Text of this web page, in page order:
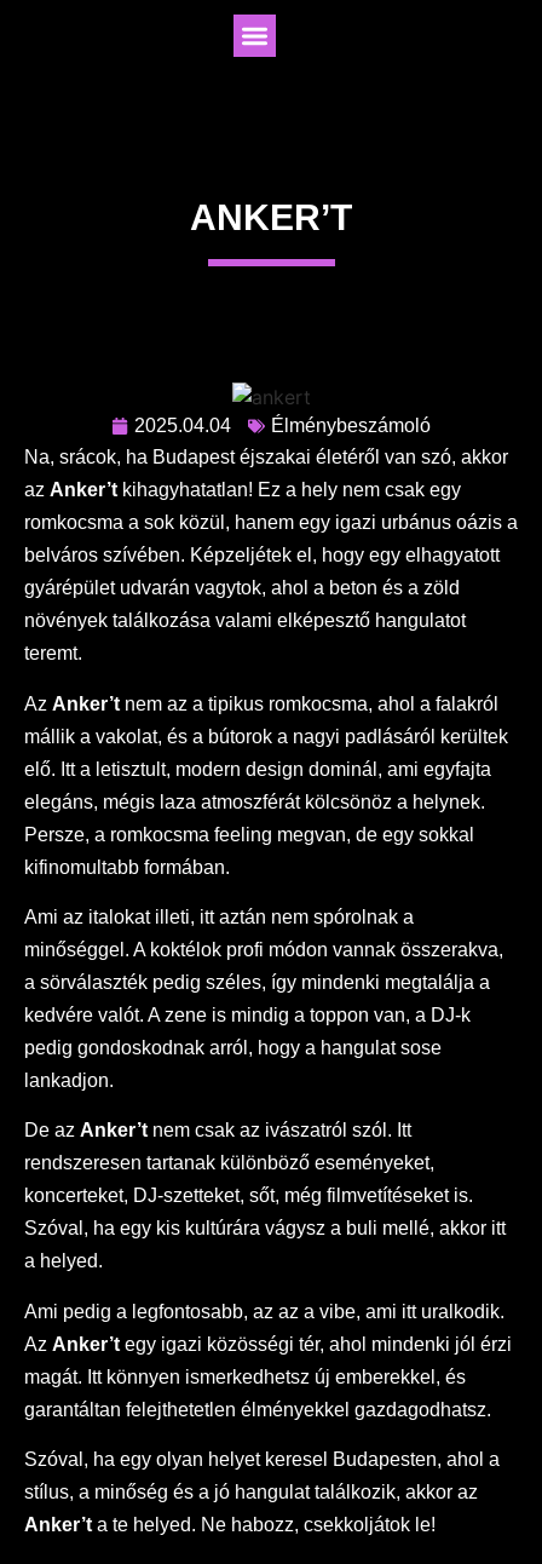
ANKER’T
2025.04.04
Élménybeszámoló
Na, srácok, ha Budapest éjszakai életéről van szó, akkor
az Anker’t kihagyhatatlan! Ez a hely nem csak egy
romkocsma a sok közül, hanem egy igazi urbánus oázis a
belváros szívében. Képzeljétek el, hogy egy elhagyatott
gyárépület udvarán vagytok, ahol a beton és a zöld
növények találkozása valami elképesztő hangulatot
teremt.
Az Anker’t nem az a tipikus romkocsma, ahol a falakról
mállik a vakolat, és a bútorok a nagyi padlásáról kerültek
elő. Itt a letisztult, modern design dominál, ami egyfajta
elegáns, mégis laza atmoszférát kölcsönöz a helynek.
Persze, a romkocsma feeling megvan, de egy sokkal
kifinomultabb formában.
Ami az italokat illeti, itt aztán nem spórolnak a
minőséggel. A koktélok profi módon vannak összerakva,
a sörválaszték pedig széles, így mindenki megtalálja a
kedvére valót. A zene is mindig a toppon van, a DJ-k
pedig gondoskodnak arról, hogy a hangulat sose
lankadjon.
De az Anker’t nem csak az ivászatról szól. Itt
rendszeresen tartanak különböző eseményeket,
koncerteket, DJ-szetteket, sőt, még filmvetítéseket is.
Szóval, ha egy kis kultúrára vágysz a buli mellé, akkor itt
a helyed.
Ami pedig a legfontosabb, az az a vibe, ami itt uralkodik.
Az Anker’t egy igazi közösségi tér, ahol mindenki jól érzi
magát. Itt könnyen ismerkedhetsz új emberekkel, és
garantáltan felejthetetlen élményekkel gazdagodhatsz.
Szóval, ha egy olyan helyet keresel Budapesten, ahol a
stílus, a minőség és a jó hangulat találkozik, akkor az
Anker’t a te helyed. Ne habozz, csekkoljátok le!